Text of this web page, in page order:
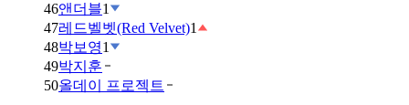
46앤더블1
47레드벨벳(Red Velvet)1
48박보영1
49박지훈
50올데이 프로젝트